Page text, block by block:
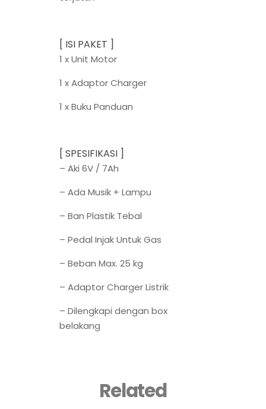
[ ISI PAKET ]
1 x Unit Motor
1 x Adaptor Charger
1 x Buku Panduan
[ SPESIFIKASI ]
– Aki 6V / 7Ah
– Ada Musik + Lampu
– Ban Plastik Tebal
– Pedal Injak Untuk Gas
– Beban Max. 25 kg
– Adaptor Charger Listrik
– Dilengkapi dengan box
belakang
Related